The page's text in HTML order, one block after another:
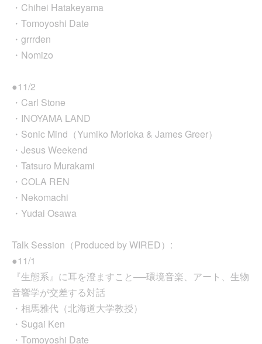
・Chihei Hatakeyama
・Tomoyoshi Date
・grrrden
・Nomizo
●11/2
・Carl Stone
・INOYAMA LAND
・Sonic Mind（Yumiko Morioka & James Greer）
・Jesus Weekend
・Tatsuro Murakami
・COLA REN
・Nekomachi
・Yudai Osawa
Talk Session（Produced by WIRED）:
●11/1
『生態系』に耳を澄ますこと──環境音楽、アート、生物
音響学が交差する対話
・相馬雅代（北海道大学教授）
・Sugai Ken
・Tomoyoshi Date